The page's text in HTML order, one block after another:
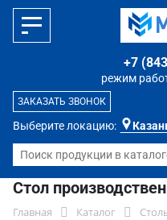
Выберите локацию:
режим
+7
ЗАКАЗАТЬ ЗВОНОК
Стол
Главная Каталог